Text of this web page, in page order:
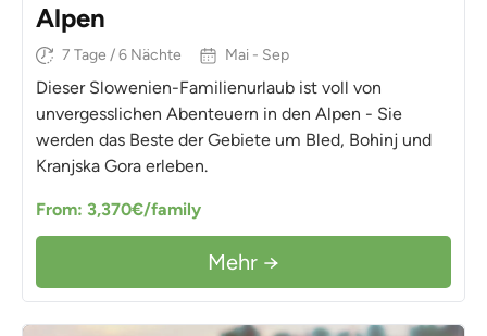
Alpen
7 Tage / 6 Nächte Mai - Sep
Dieser Slowenien-Familienurlaub ist voll von
unvergesslichen Abenteuern in den Alpen - Sie
werden das Beste der Gebiete um Bled, Bohinj und
Kranjska Gora erleben.
From: 3,370€/family
Mehr →